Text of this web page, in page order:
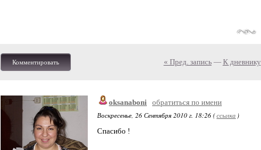
Комментировать « Пред. запись— К дневнику
oksanaboni обратиться по имени
Воскресенье, 26 Сентября 2010 г. 18:26 (ссылка )
Спасибо !